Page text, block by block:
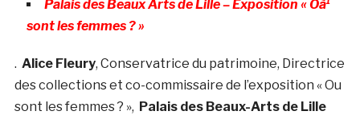
Palais des Beaux Arts de Lille – Exposition « Oà¹
sont les femmes ? »
. Alice Fleury, Conservatrice du patrimoine, Directrice
des collections et co-commissaire de l’exposition « Ou
sont les femmes ? », Palais des Beaux-Arts de Lille